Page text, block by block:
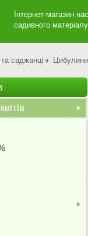
Інтернет-магазин
садивного матеріалу
саджанці Цибулини
+